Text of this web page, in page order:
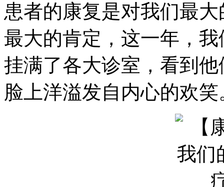
患者的康复是对我们最
最大的肯定，这一年，
挂满了各大诊室，看到
脸上洋溢发自内心的欢笑